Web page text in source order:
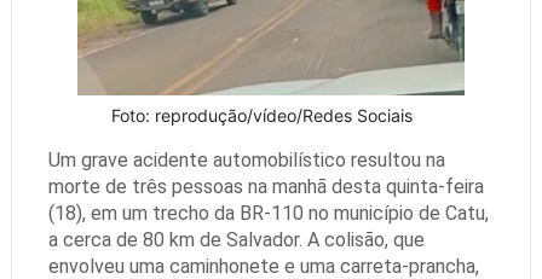
Foto: reprodução/vídeo/Redes Sociais
Um grave acidente automobilístico resultou na
morte de três pessoas na manhã desta quinta-feira
(18), em um trecho da BR-110 no município de Catu,
a cerca de 80 km de Salvador. A colisão, que
envolveu uma caminhonete e uma carreta-prancha,